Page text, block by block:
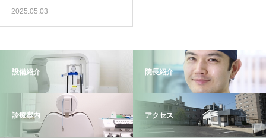
2025.05.03
設備紹介 院長紹介
診療案内 アクセス